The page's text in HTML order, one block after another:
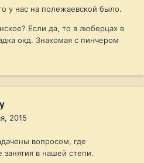
у нас на полежаевской было.
Если да, то в люберцах в
окд. Знакомая с пинчером
2015
вопросом, где
занятия в нашей степи.